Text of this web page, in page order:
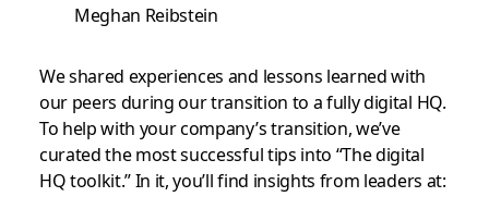
Meghan Reibstein
We shared experiences and lessons learned with
our peers during our transition to a fully digital HQ.
To help with your company’s transition, we’ve
curated the most successful tips into “The digital
HQ toolkit.” In it, you’ll find insights from leaders at: